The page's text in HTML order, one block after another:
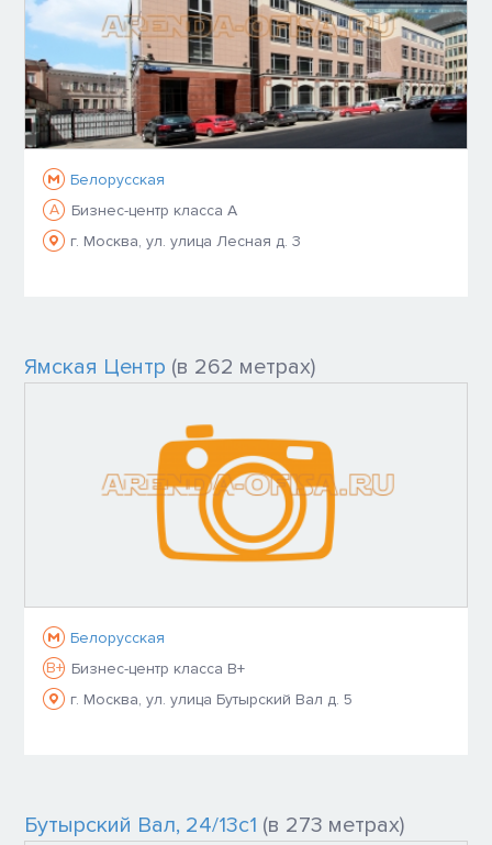
Белорусская
A
Бизнес-центр класса A
г. Москва, ул. улица Лесная д. 3
Ямская Центр (в 262 метрах)
Белорусская
B+ Бизнес-центр класса B+
г. Москва, ул. улица Бутырский Вал д. 5
Бутырский Вал, 24/13с1 (в 273 метрах)